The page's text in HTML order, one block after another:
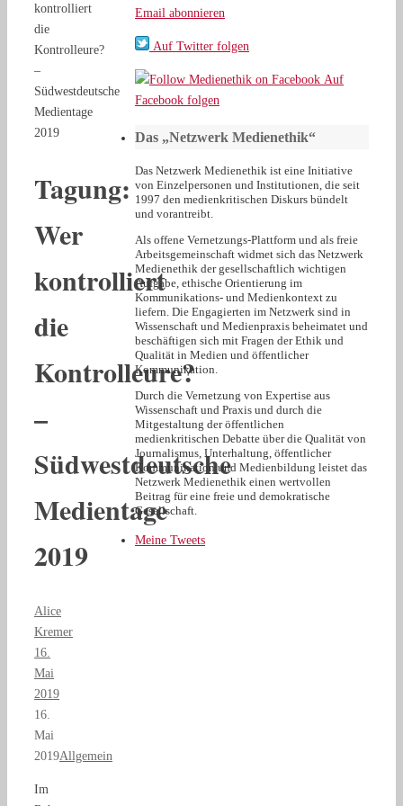
kontrolliert
die
Kontrolleure?
–
Südwestdeutsche
Medientage
2019
Tagung:
Wer
kontrolliert
die
Kontrolleure?
–
Südwestdeutsche
Medientage
2019
Alice
Kremer
16.
Mai
2019
16.
Mai
2019Allgemein
Im
Email abonnieren
Auf Twitter folgen
Auf
Facebook folgen
Das „Netzwerk Medienethik“
Das Netzwerk Medienethik ist eine Initiative
von Einzelpersonen und Institutionen, die seit
1997 den medienkritischen Diskurs bündelt
und vorantreibt.
Als offene Vernetzungs-Plattform und als freie
Arbeitsgemeinschaft widmet sich das Netzwerk
Medienethik der gesellschaftlich wichtigen
Aufgabe, ethische Orientierung im
Kommunikations- und Medienkontext zu
liefern. Die Engagierten im Netzwerk sind in
Wissenschaft und Medienpraxis beheimatet und
beschäftigen sich mit Fragen der Ethik und
Qualität in Medien und öffentlicher
Kommunikation.
Durch die Vernetzung von Expertise aus
Wissenschaft und Praxis und durch die
Mitgestaltung der öffentlichen
medienkritischen Debatte über die Qualität von
Journalismus, Unterhaltung, öffentlicher
Kommunikation und Medienbildung leistet das
Netzwerk Medienethik einen wertvollen
Beitrag für eine freie und demokratische
Gesellschaft.
Meine Tweets